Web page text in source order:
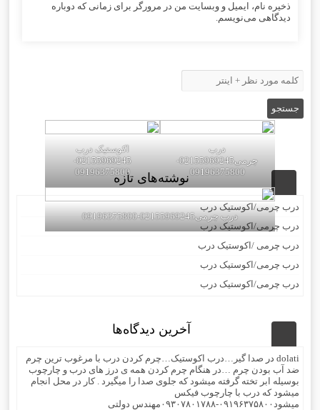
ذخیره نام، ایمیل و وبسایت من در مرورگر برای زمانی که دوباره
دیدگاهی می‌نویسم.
درب
چرمی02155969245-
09196375800
اکوستیک درب
02155969245-
09196375800
درب چرمی02155969245-09196375800
نوشته‌های تازه
درب چرمی/اکوستیک درب
درب چرمی/اکوستیک درب
درب چرمی /اکوستیک درب
درب چرمی/اکوستیک درب
درب چرمی/اکوستیک درب
آخرین دیدگاه‌ها
dolati در صدا گیر…درب اکوستیک…چرم کردن درب با مرغوب ترین چرم
ضد آب بودن چرم …در هنگام چرم کردن همه ی درز های درب و چارچوب
بوسیله ابر تخته گرفته میشود که جلوی صدا را میگیرد . کار در محل انجام
میشود که درب با چارچوب فیکس
میشود۰۹۱۹۶۳۷۵۸۰۰-۰۹۳۰۷۸۰۱۷۸۸مهندس دولتی